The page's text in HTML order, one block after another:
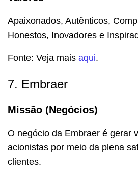
Apaixonados, Autênticos,
Honestos, Inovadores e
Fonte: Veja mais aqui.
7. Embraer
Missão (Negócios)
O negócio da Embraer é gerar
acionistas por meio da plena
clientes.